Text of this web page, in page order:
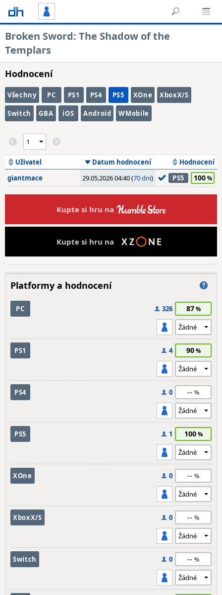
Broken Sword: The Shadow of the
Templars
Hodnocení
Všechny PC PS1 PS4 PS5 XOne XboxX/S
Switch GBA iOS Android WMobile
Uživatel Datum hodnocení
Hodnocení
giantmace
29.05.2026 04:40 (70 dní) PS5 100
Kupte si hru na
Kupte si hru na
Platformy a hodnocení
PC 326 87
PS1 4 90
PS4 0 --
PS5 1 100
XOne 0 --
XboxX/S 0 --
Switch 0 --